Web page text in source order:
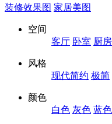
装修效果图 家居美图
空间
客厅 卧室 厨房
风格
现代简约 极简
颜色
白色 灰色 蓝色